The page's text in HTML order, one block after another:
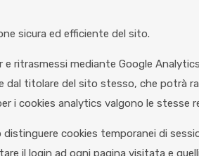
sicura ed efficiente del sito.
e ritrasmessi mediante Google
titolare del sito stesso, che potrà
i cookies analytics valgono le
cookies temporanei di
il login ad ogni pagina visitata e